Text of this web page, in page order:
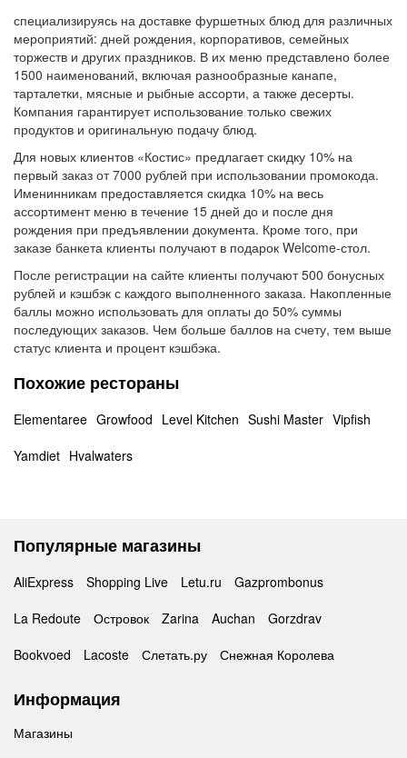
специализируясь на доставке фуршетных блюд для различных
мероприятий: дней рождения, корпоративов, семейных
торжеств и других праздников. В их меню представлено более
1500 наименований, включая разнообразные канапе,
тарталетки, мясные и рыбные ассорти, а также десерты.
Компания гарантирует использование только свежих
продуктов и оригинальную подачу блюд.
Для новых клиентов «Костис» предлагает скидку 10% на
первый заказ от 7000 рублей при использовании промокода.
Именинникам предоставляется скидка 10% на весь
ассортимент меню в течение 15 дней до и после дня
рождения при предъявлении документа. Кроме того, при
заказе банкета клиенты получают в подарок Welcome-стол.
После регистрации на сайте клиенты получают 500 бонусных
рублей и кэшбэк с каждого выполненного заказа. Накопленные
баллы можно использовать для оплаты до 50% суммы
последующих заказов. Чем больше баллов на счету, тем выше
статус клиента и процент кэшбэка.
Похожие рестораны
Elementaree Growfood Level Kitchen Sushi Master Vipfish
Yamdiet Hvalwaters
Популярные магазины
AliExpress Shopping Live Letu.ru
Gazprombonus
La Redoute
Островок Zarina Auchan
Gorzdrav
Bookvoed
Lacoste Слетать.ру Снежная Королева
Информация
Магазины